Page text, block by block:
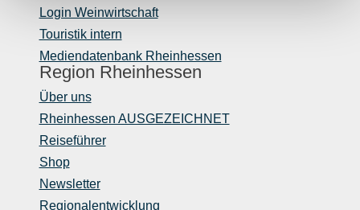
Login Weinwirtschaft
Touristik intern
Mediendatenbank Rheinhessen
Region Rheinhessen
Über uns
Rheinhessen AUSGEZEICHNET
Reiseführer
Shop
Newsletter
Regionalentwicklung